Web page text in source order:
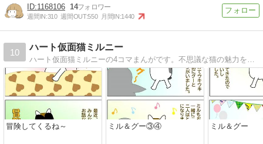
1168106 14
週間IN:310 週間OUT:550 月間IN:1440
10
ハート仮面猫ミルニー
冒険してくるね～ ミル＆グー③④ ミル＆グー